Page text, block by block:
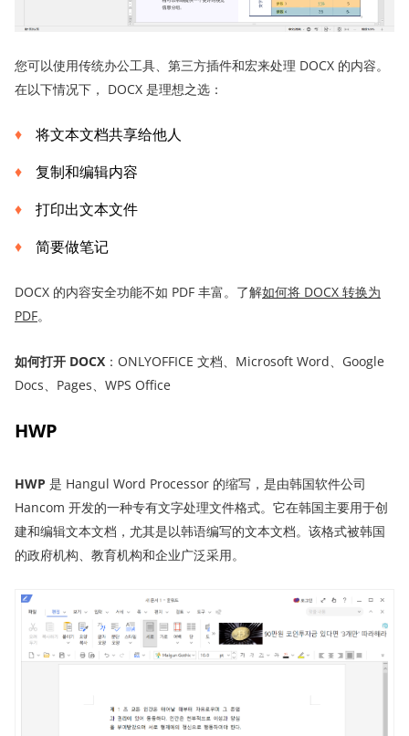
您可以使用传统办公工具、第三方插件和宏来处理 DOCX 的内容。
在以下情况下， DOCX 是理想之选：
将文本文档共享给他人
复制和编辑内容
打印出文本文件
简要做笔记
DOCX 的内容安全功能不如 PDF 丰富。了解如何将 DOCX 转换为
PDF。
如何打开 DOCX ：ONLYOFFICE 文档、Microsoft Word、Google
Docs、Pages、WPS Office
HWP
HWP 是 Hangul Word Processor 的缩写，是由韩国软件公司
Hancom 开发的一种专有文字处理文件格式。它在韩国主要用于创
建和编辑文本文档，尤其是以韩语编写的文本文档。该格式被韩国
的政府机构、教育机构和企业广泛采用。